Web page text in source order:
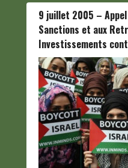
9 juillet 2005 –
Sanctions et aux
Investissements